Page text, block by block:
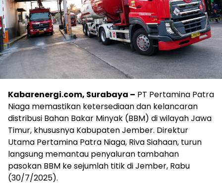
Kabarenergi.com, Surabaya – PT Pertamina Patra
Niaga memastikan ketersediaan dan kelancaran
distribusi Bahan Bakar Minyak (BBM) di wilayah Jawa
Timur, khususnya Kabupaten Jember. Direktur
Utama Pertamina Patra Niaga, Riva Siahaan, turun
langsung memantau penyaluran tambahan
pasokan BBM ke sejumlah titik di Jember, Rabu
(30/7/2025).